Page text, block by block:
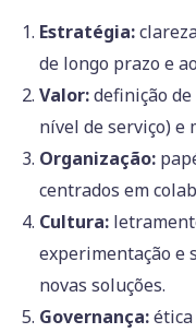
Estratégia:
de longo prazo e
Valor:definição de
nível de serviço) e
Organização:
centrados em
Cultura:
experimentação e
novas soluções.
Governança:ética